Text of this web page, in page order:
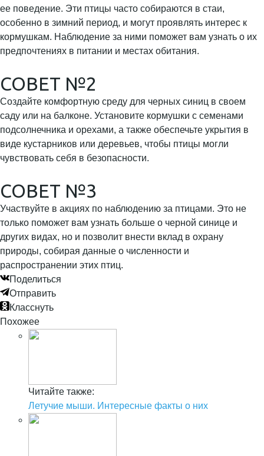
ее поведение. Эти птицы часто собираются в стаи,
особенно в зимний период, и могут проявлять интерес к
кормушкам. Наблюдение за ними поможет вам узнать о их
предпочтениях в питании и местах обитания.
СОВЕТ №2
Создайте комфортную среду для черных синиц в своем
саду или на балконе. Установите кормушки с семенами
подсолнечника и орехами, а также обеспечьте укрытия в
виде кустарников или деревьев, чтобы птицы могли
чувствовать себя в безопасности.
СОВЕТ №3
Участвуйте в акциях по наблюдению за птицами. Это не
только поможет вам узнать больше о черной синице и
других видах, но и позволит внести вклад в охрану
природы, собирая данные о численности и
распространении этих птиц.
Поделиться
Отправить
Класснуть
Похожее
Читайте также:
Летучие мыши. Интересные факты о них